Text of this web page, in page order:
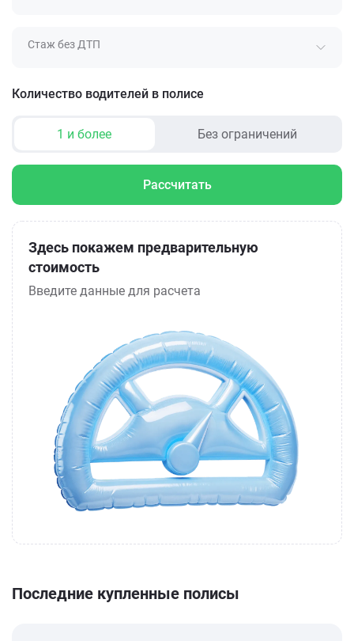
Стаж без ДТП
Количество водителей в полисе
1 и более Без ограничений
Рассчитать
Здесь покажем предварительную
стоимость
Введите данные для расчета
Последние купленные полисы